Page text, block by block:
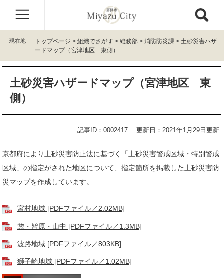
で
ば
現在地 トップページ > 組織でさがす > 総務部 > 消防防災課 > 土砂災害ハザ
ードマップ（宮津地区 東側）
土砂災害ハザードマップ（宮津地区 東
側）
記事ID：0002417 更新日：2021年1月29日更新
京都府により土砂災害防止法に基づく「土砂災害警戒区域・特別警戒
区域」の指定がされた地区について、指定箇所を掲載した土砂災害防
災マップを作成しています。
宮村地域 [PDFファイル／2.02MB]
惣・皆原・山中 [PDFファイル／1.3MB]
波路地域 [PDFファイル／803KB]
獅子崎地域 [PDFファイル／1.02MB]